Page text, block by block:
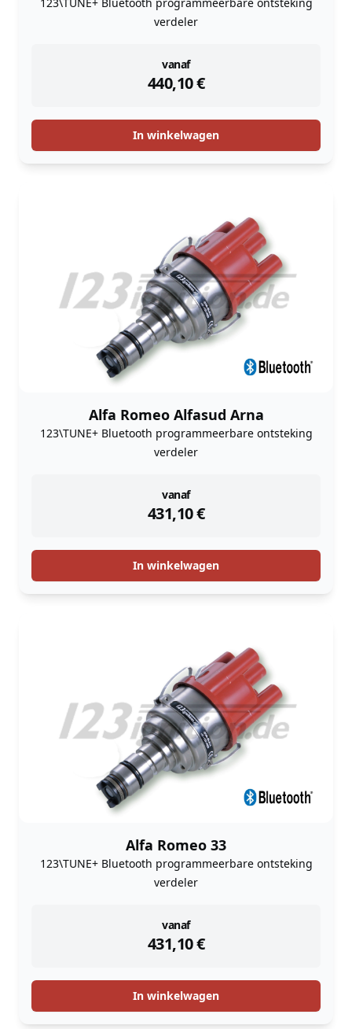
verdeler
vanaf
440,10€
instock
In winkelwagen
Alfa Romeo Alfasud Arna
123\TUNE+ Bluetooth programmeerbare ontsteking
verdeler
vanaf
431,10€
instock
In winkelwagen
Alfa Romeo 33
123\TUNE+ Bluetooth programmeerbare ontsteking
verdeler
vanaf
431,10€
instock
In winkelwagen